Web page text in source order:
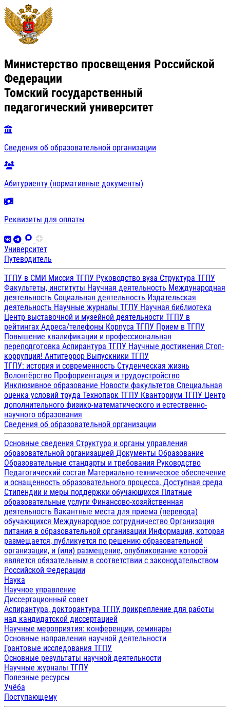
Министерство просвещения Российской
Федерации
Томский государственный
педагогический университет
Сведения об образовательной организации
Абитуриенту (нормативные документы)
Реквизиты для оплаты
Университет
Путеводитель
ТГПУ в СМИ Миссия ТГПУ Руководство вуза Структура ТГПУ
Факультеты, институты Научная деятельность Международная
деятельность Социальная деятельность Издательская
деятельность Научные журналы ТГПУ Научная библиотека
Центр выставочной и музейной деятельности ТГПУ в
рейтингах Адреса/телефоны Корпуса ТГПУ Прием в ТГПУ
Повышение квалификации и профессиональная
переподготовка Аспирантура ТГПУ Научные достижения Стоп-
коррупция! Антитеррор Выпускники ТГПУ
ТГПУ: история и современность Студенческая жизнь
Волонтёрство Профориентация и трудоустройство
Инклюзивное образование Новости факультетов Специальная
оценка условий труда Технопарк ТГПУ Кванториум ТГПУ Центр
дополнительного физико-математического и естественно-
научного образования
Сведения об образовательной организации
Основные сведения Структура и органы управления
образовательной организацией Документы Образование
Образовательные стандарты и требования Руководство
Педагогический состав Материально-техническое обеспечение
и оснащенность образовательного процесса. Доступная среда
Стипендии и меры поддержки обучающихся Платные
образовательные услуги Финансово-хозяйственная
деятельность Вакантные места для приема (перевода)
обучающихся Международное сотрудничество Организация
питания в образовательной организации Информация, которая
размещается, публикуется по решению образовательной
организации, и (или) размещение, опубликование которой
является обязательным в соответствии с законодательством
Российской Федерации
Наука
Научное управление
Диссертационный совет
Аспирантура, докторантура ТГПУ, прикрепление для работы
над кандидатской диссертацией
Научные мероприятия: конференции, семинары
Основные направления научной деятельности
Грантовые исследования ТГПУ
Основные результаты научной деятельности
Научные журналы ТГПУ
Полезные ресурсы
Учёба
Поступающему